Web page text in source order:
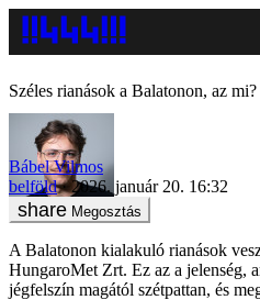
Széles rianások a Balatonon, az mi?
Bábel Vilmos
belföld
2026. január 20. 16:32
Megosztás
A Balatonon kialakuló rianások
HungaroMet Zrt. Ez az a jelenség,
jégfelszín magától szétpattan, és